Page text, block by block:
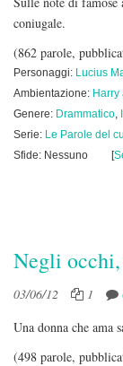
coniugale.
(862 parole,
Personaggi: Lucius
Ambientazione:
Genere: Drammatico,
Serie: Le Parole del
Sfide: Nessuno
[
Negli
03/06/12 1
Una donna che ama
(498 parole,